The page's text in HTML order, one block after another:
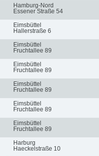
Hamburg-Nord
Essener Straße 54
Eimsbüttel
Hallerstraße 6
Eimsbüttel
Fruchtallee 89
Eimsbüttel
Fruchtallee 89
Eimsbüttel
Fruchtallee 89
Eimsbüttel
Fruchtallee 89
Eimsbüttel
Fruchtallee 89
Harburg
Haeckelstraße 10